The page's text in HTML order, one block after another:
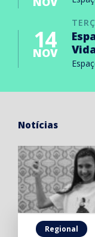
14
NOV
Notícias
Regional